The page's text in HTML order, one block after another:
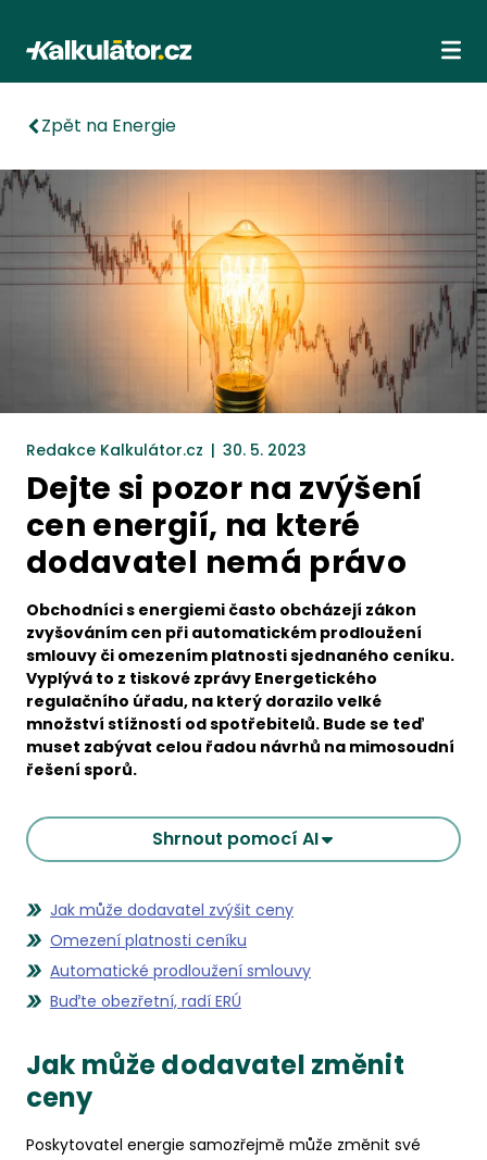
Kalkulátor.cz
Zpět na Energie
Redakce Kalkulátor.cz | 30. 5. 2023
Dejte si pozor na zvýšení
cen energií, na které
dodavatel nemá právo
Obchodníci s energiemi často obcházejí zákon
zvyšováním cen při automatickém prodloužení
smlouvy či omezením platnosti sjednaného ceníku.
Vyplývá to z tiskové zprávy Energetického
regulačního úřadu, na který dorazilo velké
množství stížností od spotřebitelů. Bude se teď
muset zabývat celou řadou návrhů na mimosoudní
řešení sporů.
Shrnout pomocí AI
Jak může dodavatel zvýšit ceny
Omezení platnosti ceníku
Automatické prodloužení smlouvy
Buďte obezřetní, radí ERÚ
Jak může dodavatel změnit
ceny
Poskytovatel energie samozřejmě může změnit své